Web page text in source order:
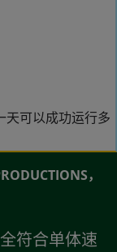
天可以成功运行多
，
符合单体速